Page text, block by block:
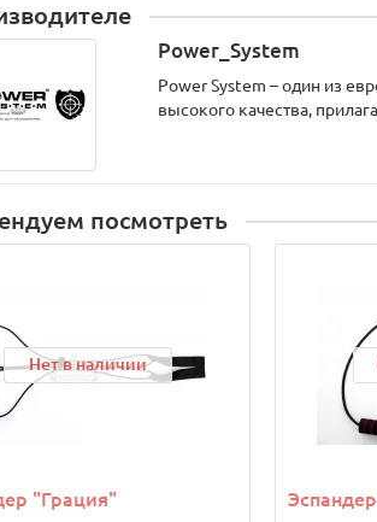
Power_System
Power System – один из
высокого качества,
посмотреть
Нет в наличии
"Грация"